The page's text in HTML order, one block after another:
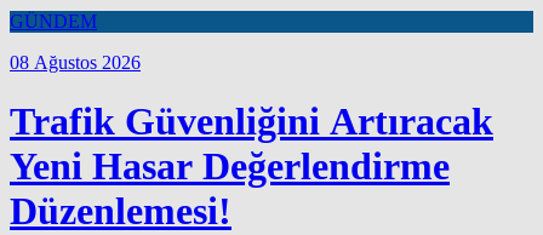
GÜNDEM
08 Ağustos 2026
Trafik Güvenliğini Artıracak
Yeni Hasar Değerlendirme
Düzenlemesi!